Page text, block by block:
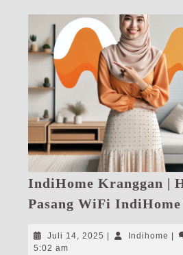
IndiHome Kranggan |
Pasang WiFi
Juli 14, 2025 Juli
Indihome
5:02 am